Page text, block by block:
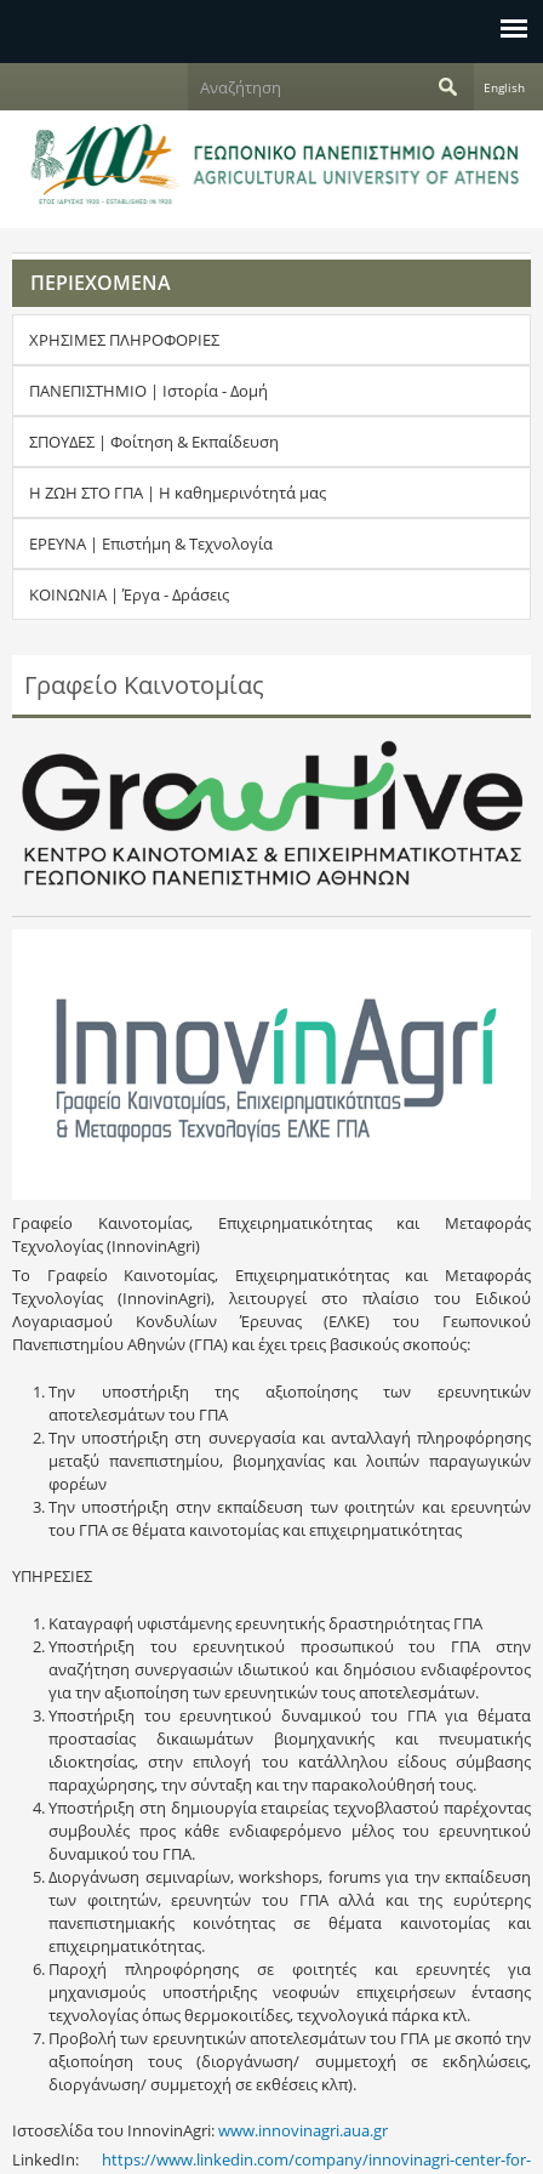
Φ
ό
μ
α
α
ν
α
ζ
ή
τ
σ
η
ς
ζ
ή
τ
η
English
ΠΕΡΙΕΧΟΜΕΝΑ
ΧΡΗΣΙΜΕΣ ΠΛΗΡΟΦΟΡΙΕΣ
ΠΑΝΕΠΙΣΤΗΜΙΟ | Ιστορία - Δομή
ΣΠΟΥΔΕΣ | Φοίτηση & Εκπαίδευση
Η ΖΩΗ ΣΤΟ ΓΠΑ | Η καθημερινότητά μας
ΕΡΕΥΝΑ | Επιστήμη & Τεχνολογία
ΚΟΙΝΩΝΙΑ | Έργα - Δράσεις
Γραφείο Καινοτομίας
Γραφείο Καινοτομίας, Επιχειρηματικότητας και Μεταφοράς
Τεχνολογίας (InnovinAgri)
Το Γραφείο Καινοτομίας, Επιχειρηματικότητας και Μεταφοράς
Τεχνολογίας (InnovinAgri), λειτουργεί στο πλαίσιο του Ειδικού
Λογαριασμού Κονδυλίων Έρευνας (ΕΛΚΕ) του Γεωπονικού
Πανεπιστημίου Αθηνών (ΓΠΑ) και έχει τρεις βασικούς σκοπούς:
Την υποστήριξη της αξιοποίησης των ερευνητικών
αποτελεσμάτων του ΓΠΑ
Την υποστήριξη στη συνεργασία και ανταλλαγή πληροφόρησης
μεταξύ πανεπιστημίου, βιομηχανίας και λοιπών παραγωγικών
φορέων
Την υποστήριξη στην εκπαίδευση των φοιτητών και ερευνητών
του ΓΠΑ σε θέματα καινοτομίας και επιχειρηματικότητας
ΥΠΗΡΕΣΙΕΣ
Καταγραφή υφιστάμενης ερευνητικής δραστηριότητας ΓΠΑ
Υποστήριξη του ερευνητικού προσωπικού του ΓΠΑ στην
αναζήτηση συνεργασιών ιδιωτικού και δημόσιου ενδιαφέροντος
για την αξιοποίηση των ερευνητικών τους αποτελεσμάτων.
Υποστήριξη του ερευνητικού δυναμικού του ΓΠΑ για θέματα
προστασίας δικαιωμάτων βιομηχανικής και πνευματικής
ιδιοκτησίας, στην επιλογή του κατάλληλου είδους σύμβασης
παραχώρησης, την σύνταξη και την παρακολούθησή τους.
Υποστήριξη στη δημιουργία εταιρείας τεχνοβλαστού παρέχοντας
συμβουλές προς κάθε ενδιαφερόμενο μέλος του ερευνητικού
δυναμικού του ΓΠΑ.
Διοργάνωση σεμιναρίων, workshops, forums για την εκπαίδευση
των φοιτητών, ερευνητών του ΓΠΑ αλλά και της ευρύτερης
πανεπιστημιακής κοινότητας σε θέματα καινοτομίας και
επιχειρηματικότητας.
Παροχή πληροφόρησης σε φοιτητές και ερευνητές για
μηχανισμούς υποστήριξης νεοφυών επιχειρήσεων έντασης
τεχνολογίας όπως θερμοκοιτίδες, τεχνολογικά πάρκα κτλ.
Προβολή των ερευνητικών αποτελεσμάτων του ΓΠΑ με σκοπό την
αξιοποίηση τους (διοργάνωση/ συμμετοχή σε εκδηλώσεις,
διοργάνωση/ συμμετοχή σε εκθέσεις κλπ).
Ιστοσελίδα του InnovinAgri:www.innovinagri.aua.gr
LinkedIn: https://www.linkedin.com/company/innovinagri-center-for-